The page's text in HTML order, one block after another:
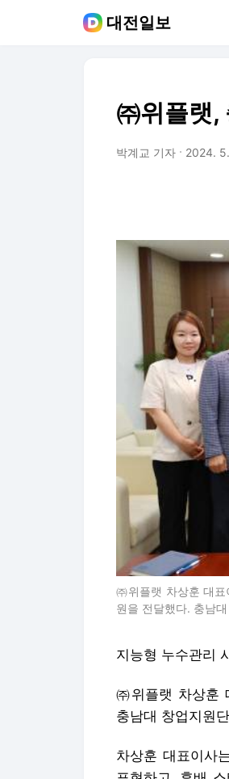
대전일보
㈜위플랫,
박계교 기자 2024.
㈜위플랫 차상훈 대
원을 전달했다. 충남
지능형 누수관리
㈜위플랫 차상훈
충남대 창업지원
차상훈 대표이사